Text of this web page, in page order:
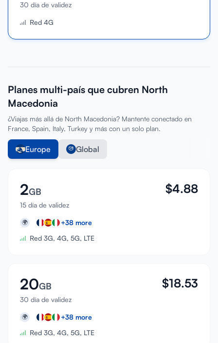
30 día de validez
Red 4G
Planes multi-país que cubren North
Macedonia
¿Viajas más allá de North Macedonia? Mantente conectado en
France, Spain, Italy, Turkey y más con un solo plan.
Europe Global
2GB
15 día de validez
$4.88
🌍 +38 more
Red 3G, 4G, 5G, LTE
20GB
30 día de validez
$18.53
🌍 +38 more
Red 3G, 4G, 5G, LTE